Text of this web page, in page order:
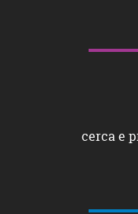
cerca e